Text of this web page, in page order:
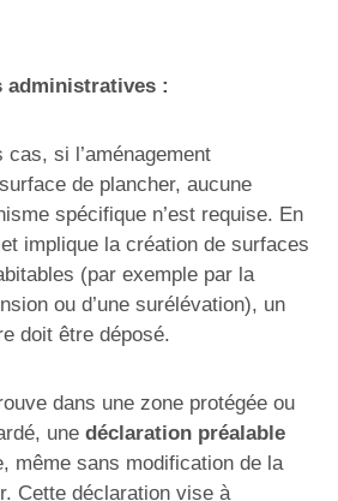
administratives :
si l’aménagement
de plancher, aucune
spécifique n’est requise. En
implique la création de surfaces
(par exemple par la
ou d’une surélévation), un
doit être déposé.
dans une zone protégée ou
une déclaration préalable
même sans modification de la
Cette déclaration vise à